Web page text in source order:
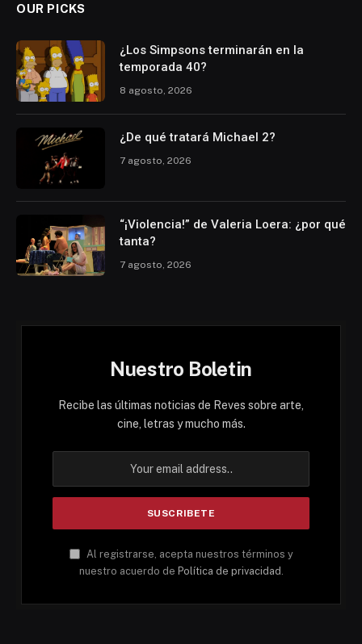
OUR PICKS
¿Los Simpsons terminarán en la
temporada 40?
8 agosto, 2026
¿De qué tratará Michael 2?
7 agosto, 2026
“¡Violencia!” de Valeria Loera: ¿por qué
tanta?
7 agosto, 2026
Nuestro Boletin
Recibe las últimas noticias de Reves sobre arte,
cine, letras y mucho más.
Al registrarse, acepta nuestros términos y
nuestro acuerdo de Política de privacidad